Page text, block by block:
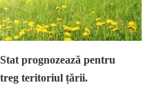
prognozează pentru
teritoriul țării.